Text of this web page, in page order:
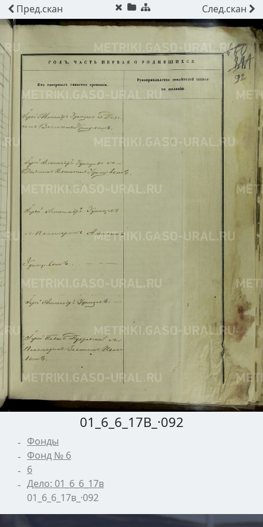
Пред.скан След.скан
01_6_6_17В_·092
Фонды
Фонд № 6
6
Дело: 01_6_6_17в
01_6_6_17в_·092